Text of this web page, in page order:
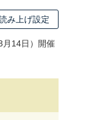
み上げ設定
月14日）開催